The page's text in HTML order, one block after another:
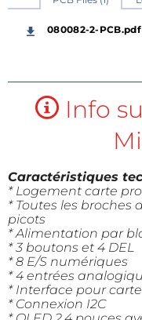
080082-2-PCB.pdf
Info
Caractéristiques
* Logement carte
* Toutes les broches
picots
* Alimentation par
* 3 boutons et 4 DEL
* 8 E/S numériques
* 4 entrées
* Interface pour
* Connexion I2C